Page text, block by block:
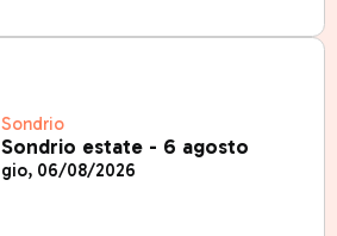
Sondrio
Sondrio estate - 6 agosto
gio, 06/08/2026